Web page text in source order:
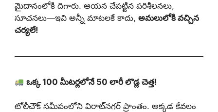
మైదానంలోకి దిగారు. ఆయన చేపట్టిన పరిశీలనలు,
సూచనలు—ఇవి అన్నీ మాటలకే కాదు, అమలులోకి వచ్చిన
చర్యలే!
ఒక్క 100 మీటర్లలోనే 50 లారీ లొడ్ల చెత్త!
టోలీచౌక్ సమీపంలోని విరాట్‌నగర్ ప్రాంతం. అక్కడ కేవలం